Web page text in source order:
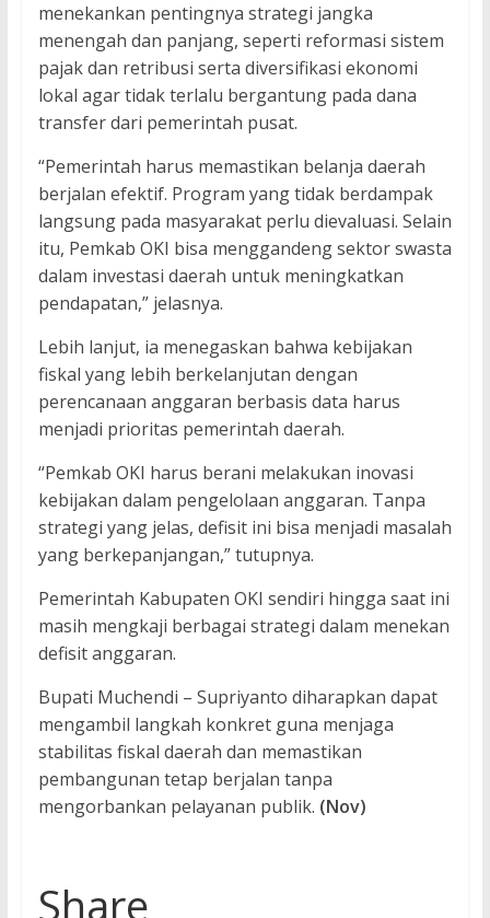
menekankan pentingnya strategi jangka
menengah dan panjang, seperti reformasi sistem
pajak dan retribusi serta diversifikasi ekonomi
lokal agar tidak terlalu bergantung pada dana
transfer dari pemerintah pusat.
“Pemerintah harus memastikan belanja daerah
berjalan efektif. Program yang tidak berdampak
langsung pada masyarakat perlu dievaluasi. Selain
itu, Pemkab OKI bisa menggandeng sektor swasta
dalam investasi daerah untuk meningkatkan
pendapatan,” jelasnya.
Lebih lanjut, ia menegaskan bahwa kebijakan
fiskal yang lebih berkelanjutan dengan
perencanaan anggaran berbasis data harus
menjadi prioritas pemerintah daerah.
“Pemkab OKI harus berani melakukan inovasi
kebijakan dalam pengelolaan anggaran. Tanpa
strategi yang jelas, defisit ini bisa menjadi masalah
yang berkepanjangan,” tutupnya.
Pemerintah Kabupaten OKI sendiri hingga saat ini
masih mengkaji berbagai strategi dalam menekan
defisit anggaran.
Bupati Muchendi – Supriyanto diharapkan dapat
mengambil langkah konkret guna menjaga
stabilitas fiskal daerah dan memastikan
pembangunan tetap berjalan tanpa
mengorbankan pelayanan publik. (Nov)
Share